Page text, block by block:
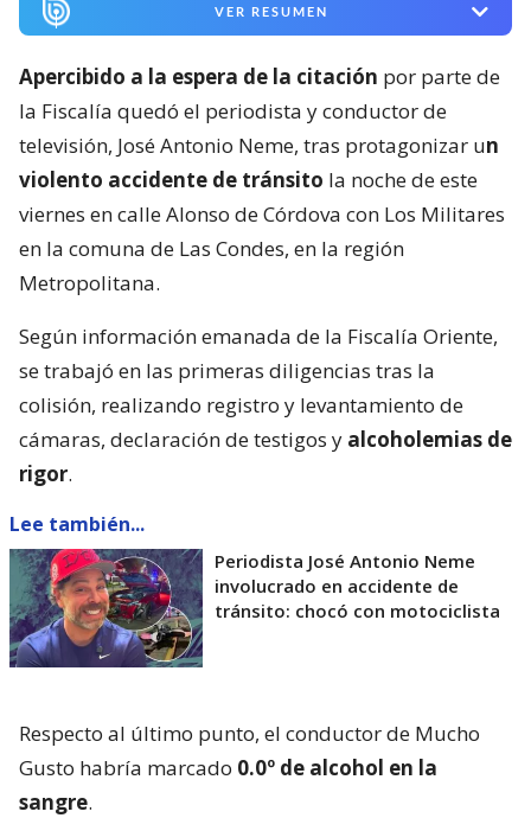
VER RESUMEN
Apercibido a la espera de la citación por parte de
la Fiscalía quedó el periodista y conductor de
televisión, José Antonio Neme, tras protagonizar un
violento accidente de tránsito la noche de este
viernes en calle Alonso de Córdova con Los Militares
en la comuna de Las Condes, en la región
Metropolitana.
Según información emanada de la Fiscalía Oriente,
se trabajó en las primeras diligencias tras la
colisión, realizando registro y levantamiento de
cámaras, declaración de testigos y alcoholemias de
rigor.
Lee también...
Periodista José Antonio Neme
involucrado en accidente de
tránsito: chocó con motociclista
Respecto al último punto, el conductor de Mucho
Gusto habría marcado 0.0º de alcohol en la
sangre.